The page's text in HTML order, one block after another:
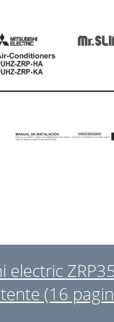
electric
(16